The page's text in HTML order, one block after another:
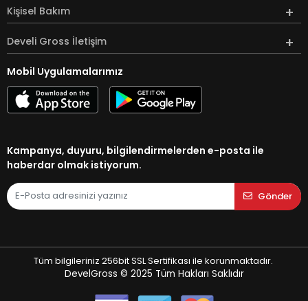
Kişisel Bakım
Develi Gross İletişim
Mobil Uygulamalarımız
Kampanya, duyuru, bilgilendirmelerden e-posta ile
haberdar olmak istiyorum.
Gönder
Tüm bilgileriniz 256bit SSL Sertifikası ile korunmaktadır.
DevelGross © 2025 Tüm Hakları Saklıdır